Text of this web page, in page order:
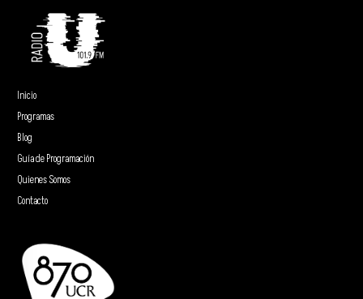
Inicio
Programas
Blog
Guía de Programación
Quienes Somos
Contacto